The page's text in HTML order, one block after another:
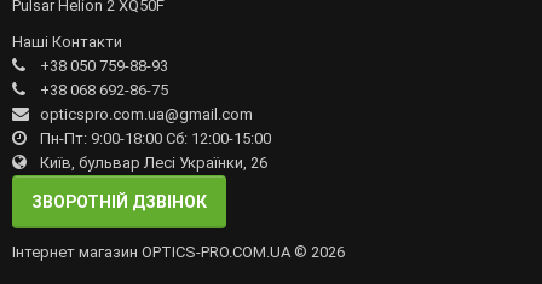
Pulsar Helion 2 XQ50F
Наші Контакти
+38 050 759-88-93
+38 068 692-86-75
opticspro.com.ua@gmail.com
Пн-Пт: 9:00-18:00 Сб: 12:00-15:00
Київ, бульвар Лесі Українки, 26
ЗВОРОТНІЙ ДЗВІНОК
Інтернет магазин OPTICS-PRO.COM.UA © 2026